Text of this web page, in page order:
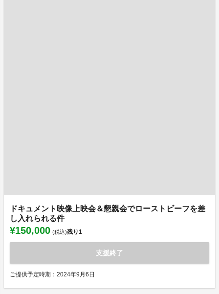
ドキュメント映像上映会＆懇親会でローストビーフを差
し入れられる件
¥150,000 (税込)残り1
支援終了
ご提供予定時期：2024年9月6日